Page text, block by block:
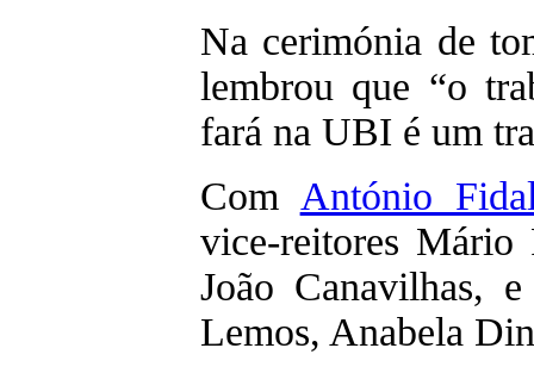
Na cerimónia de
lembrou que “o
fará na UBI é um
Com António
vice-reitores Mário
João Canavilhas,
Lemos, Anabela